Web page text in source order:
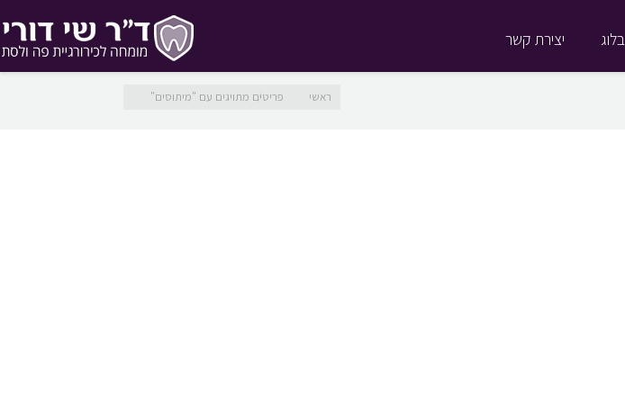
בלוג יצירת קשר
מיקומך כאן ראשי פריטים מתויגים עם "מיתוסים"